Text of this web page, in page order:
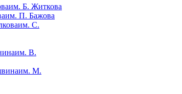
им. Б. Житкова
им. П. Бажова
им. С.
им. В.
им. М.